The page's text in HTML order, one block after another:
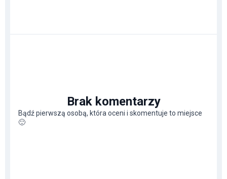
Brak komentarzy
Bądź pierwszą osobą, która oceni i skomentuje to miejsce
🙂